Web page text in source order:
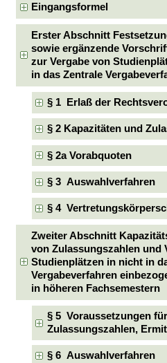
Eingangsformel
Erster Abschnitt
sowie ergänzende
zur Vergabe von
in das Zentrale
§ 1 Erlaß der
§ 2 Kapazitäten und
§ 2a Vorabquoten
§ 3 Auswahlverfahren
§ 4
Zweiter Abschnitt
von Zulassungszahlen und
Studienplätzen in nicht in
Vergabeverfahren
in höheren Fachsemestern
§ 5 Voraussetzungen
Zulassungszahlen,
§ 6 Auswahlverfahren